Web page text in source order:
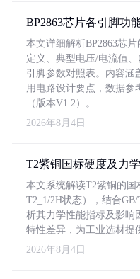
BP2863芯片各引脚功
本文详细解析BP2863芯
定义、典型电压/电流值
引脚参数对照表。内容涵
用电路设计要点，数据参
（版本V1.2）。
2026年8月4日
T2紫铜国标硬度及力
本文系统解读T2紫铜的国
T2_1/2H状态），结合
析其力学性能指标及影响
特性差异，为工业选材提
2026年8月4日